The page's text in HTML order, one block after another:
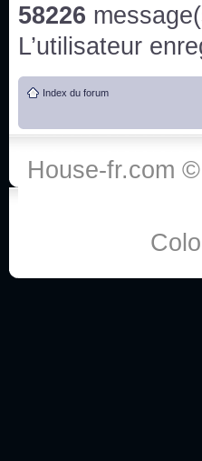
Bonjour j'aimerais
qu'une personne fait
:he:
Salut tout le monde !
58226
L’utilisateur
Index du forum
House-fr.com